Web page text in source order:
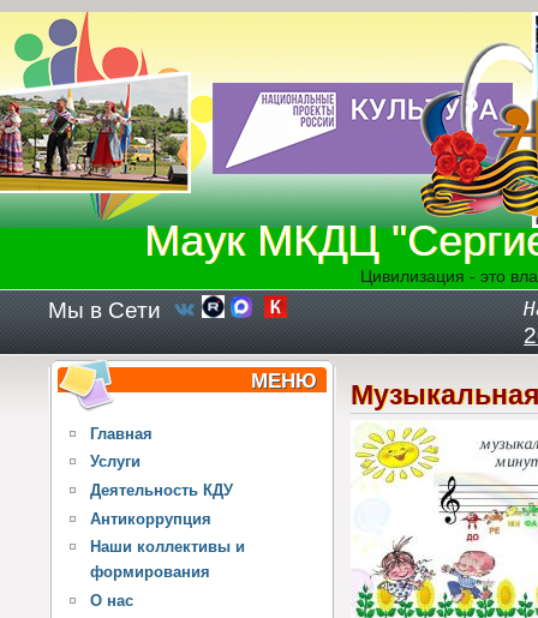
Перейти к основному содержанию
Маук МКДЦ
Цивилизация - это
Мы в Сети
МЕНЮ
Главная
Услуги
Деятельность КДУ
Антикоррупция
Наши коллективы и
формирования
О нас